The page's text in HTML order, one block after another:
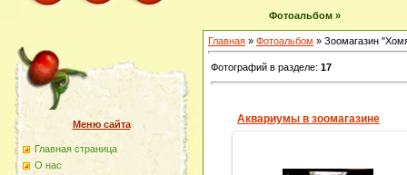
Фотоальбом »
Меню сайта
Главная страница
О наc
Главная » Фотоальбом » Зоомагазин
Фотографий в разделе: 17
Аквариумы в зоомагазине
14.04.2013